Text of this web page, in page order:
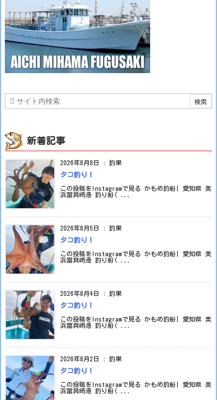
新着記事
2026年8月8日 : 釣果
タコ釣り！
この投稿をInstagramで見る かもめ釣船| 愛知県 美
浜冨具崎港 釣り船( ...
2026年8月5日 : 釣果
タコ釣り！
この投稿をInstagramで見る かもめ釣船| 愛知県 美
浜冨具崎港 釣り船( ...
2026年8月4日 : 釣果
タコ釣り！
この投稿をInstagramで見る かもめ釣船| 愛知県 美
浜冨具崎港 釣り船( ...
2026年8月2日 : 釣果
タコ釣り！
この投稿をInstagramで見る かもめ釣船| 愛知県 美
浜冨具崎港 釣り船( ...